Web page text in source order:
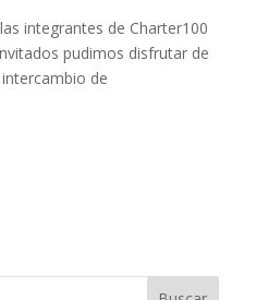
integrantes de Charter100
pudimos disfrutar de
de